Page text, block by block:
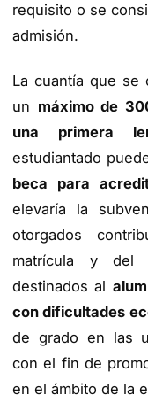
requisito o se
admisión.
La cuantía que se
un máximo de
una primera
estudiantado
beca para
elevaría la
otorgados
matrícula y del
destinados al
con dificultades
de grado en las
con el fin de
en el ámbito de la